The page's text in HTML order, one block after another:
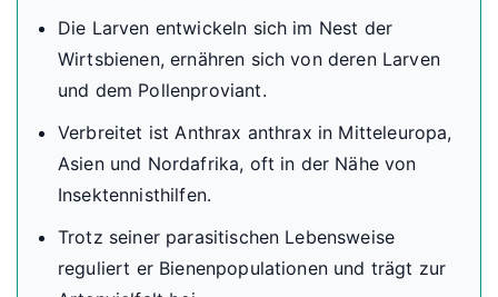
Die Larven entwickeln sich im Nest der
Wirtsbienen, ernähren sich von deren Larven
und dem Pollenproviant.
Verbreitet ist Anthrax anthrax in Mitteleuropa,
Asien und Nordafrika, oft in der Nähe von
Insektennisthilfen.
Trotz seiner parasitischen Lebensweise
reguliert er Bienenpopulationen und trägt zur